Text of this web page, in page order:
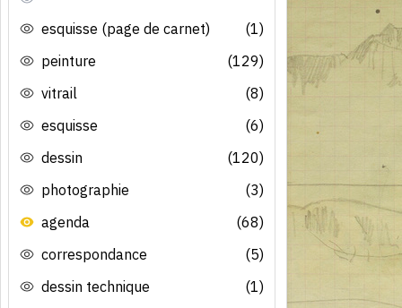
esquisse (page de carnet)
(1)
peinture
(129)
vitrail
(8)
esquisse
(6)
dessin
(120)
photographie
(3)
agenda
(68)
correspondance
(5)
dessin technique
(1)